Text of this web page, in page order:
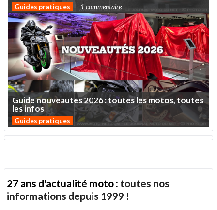
Guides pratiques 1 commentaire
Guidenouveautés2026:touteslesmotos,toutes
lesinfos
Guides pratiques
27 ans d'actualité moto : toutes nos
informations depuis 1999 !